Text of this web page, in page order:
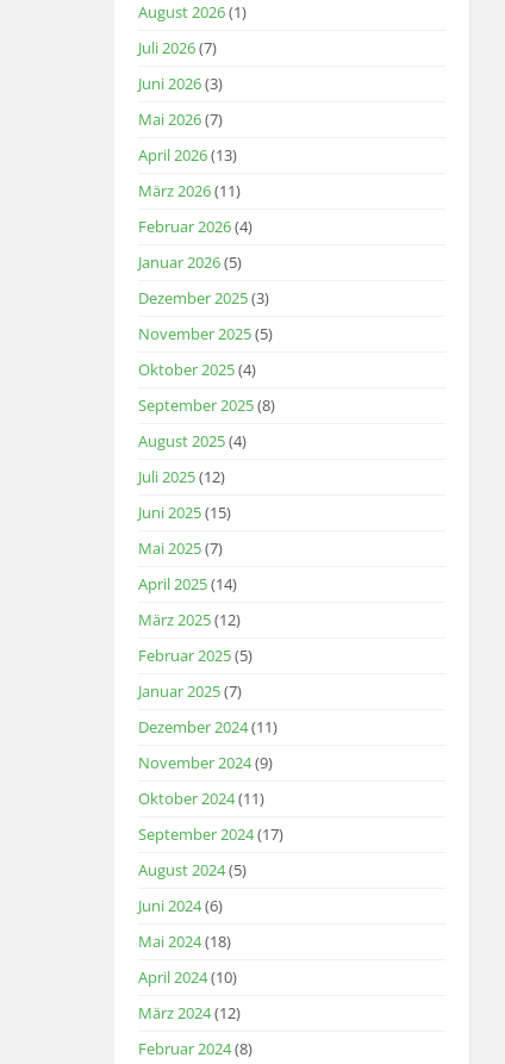
August 2026(1)
Juli 2026(7)
Juni 2026(3)
Mai 2026(7)
April 2026(13)
März 2026(11)
Februar 2026(4)
Januar 2026(5)
Dezember 2025(3)
November 2025(5)
Oktober 2025(4)
September 2025(8)
August 2025(4)
Juli 2025(12)
Juni 2025(15)
Mai 2025(7)
April 2025(14)
März 2025(12)
Februar 2025(5)
Januar 2025(7)
Dezember 2024(11)
November 2024(9)
Oktober 2024(11)
September 2024(17)
August 2024(5)
Juni 2024(6)
Mai 2024(18)
April 2024(10)
März 2024(12)
Februar 2024(8)